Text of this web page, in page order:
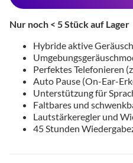
Nur noch < 5 Stück auf Lager
Hybride aktive
Perfektes Telefonieren
Auto Pause (On-Ear-
Unterstützung für
Faltbares und
Lautstärkeregler und
45 Stunden